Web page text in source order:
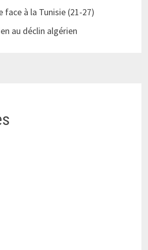
face à la Tunisie (21-27)
au déclin algérien